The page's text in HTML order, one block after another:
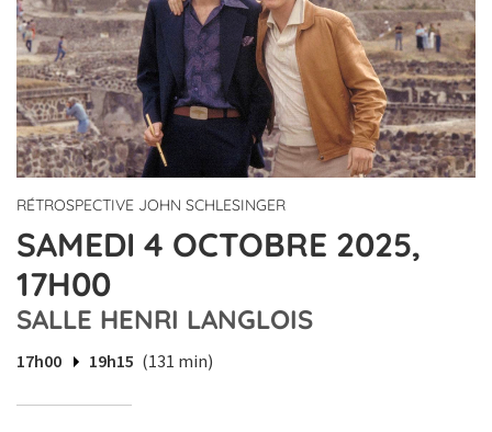
RÉTROSPECTIVE JOHN SCHLESINGER
SAMEDI 4 OCTOBRE 2025,
17H00
SALLE HENRI LANGLOIS
17h00 19h15 (131 min)